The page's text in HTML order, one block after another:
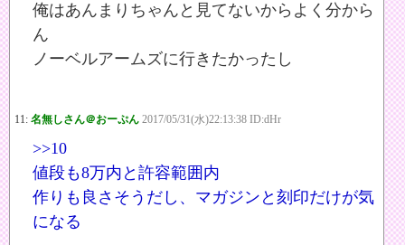
俺はあんまりちゃんと見てないからよく分から
ん
ノーベルアームズに行きたかったし
11: 名無しさん＠おーぷん 2017/05/31(水)22:13:38 ID:dHr
>>10
値段も8万内と許容範囲内
作りも良さそうだし、マガジンと刻印だけが気
になる